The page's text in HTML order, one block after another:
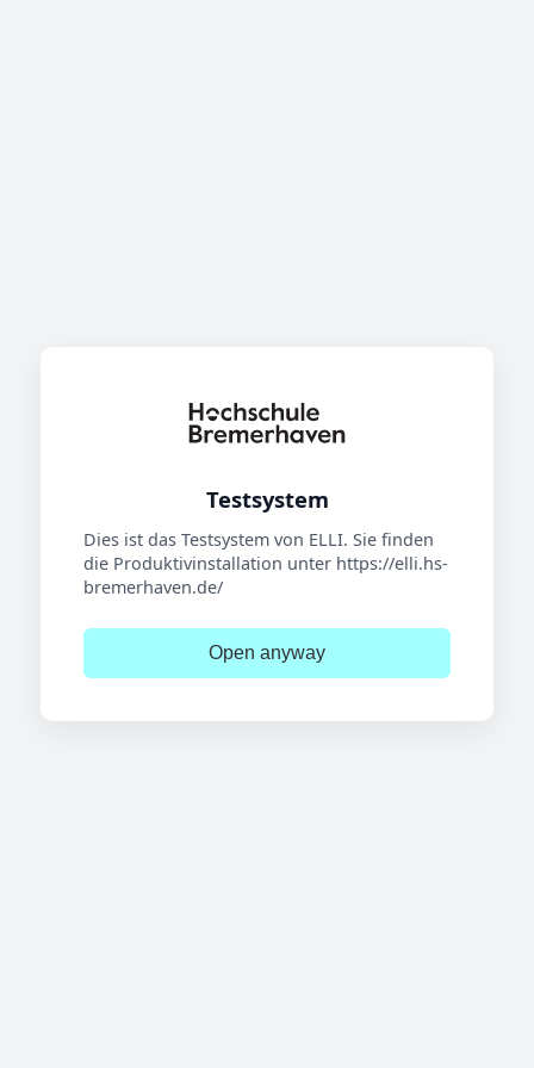
Testsystem
Dies ist das Testsystem von ELLI. Sie finden
die Produktivinstallation unter https://elli.hs-
bremerhaven.de/
Open anyway